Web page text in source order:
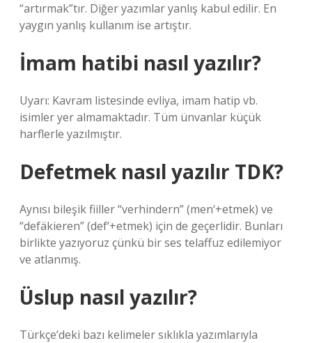
“artırmak”tır. Diğer yazımlar yanlış kabul edilir. En
yaygın yanlış kullanım ise artıştır.
İmam hatibi nasıl yazılır?
Uyarı: Kavram listesinde evliya, imam hatip vb.
isimler yer almamaktadır. Tüm ünvanlar küçük
harflerle yazılmıştır.
Defetmek nasıl yazılır TDK?
Aynısı bileşik fiiller “verhindern” (men‘+etmek) ve
“defäkieren” (def‘+etmek) için de geçerlidir. Bunları
birlikte yazıyoruz çünkü bir ses telaffuz edilemiyor
ve atlanmış.
Üslup nasıl yazılır?
Türkçe’deki bazı kelimeler sıklıkla yazımlarıyla